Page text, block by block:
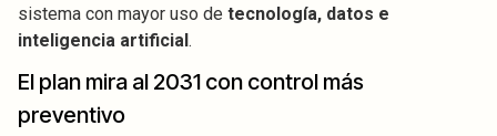
sistema con mayor uso de tecnología, datos e
inteligencia artificial .
El plan mira al 2031 con control más
preventivo